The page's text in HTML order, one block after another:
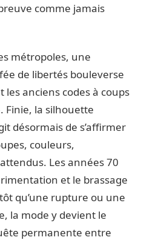
comme jamais
métropoles, une
de libertés bouleverse
les anciens codes à coups
Finie, la silhouette
désormais de s’affirmer
couleurs,
Les années 70
et le brassage
qu’une rupture ou une
la mode y devient le
permanente entre